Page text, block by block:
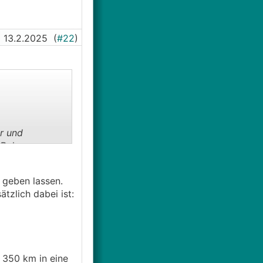
DA40)
Handling der
13.2.2025 (#22)
und
enger
lassen.
dabei ist:
km in eine